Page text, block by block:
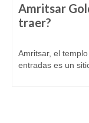
Amritsar
traer?
Amritsar, el
entradas es un